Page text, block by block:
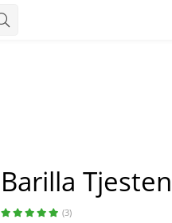
Barilla
(3)